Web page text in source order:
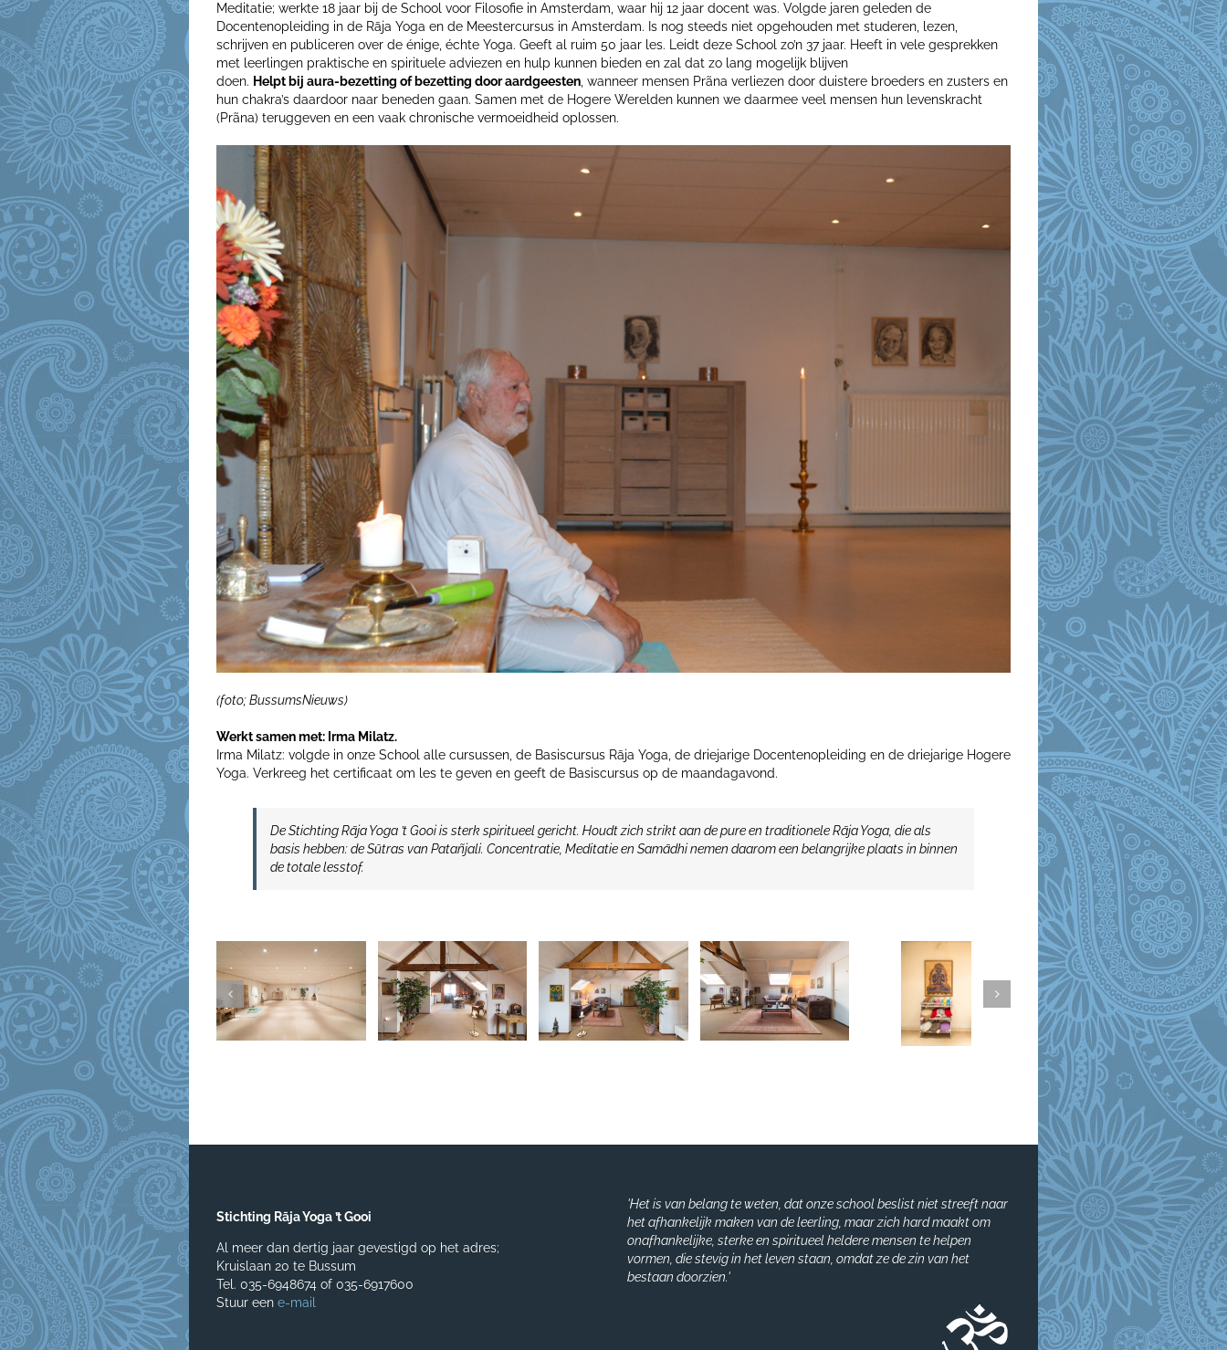
Meditatie; werkte 18 jaar bij de School voor Filosofie in Amsterdam, waar hij 12 jaar docent was. Volgde jaren geleden de
Docentenopleiding in de Rāja Yoga en de Meestercursus in Amsterdam. Is nog steeds niet opgehouden met studeren, lezen,
schrijven en publiceren over de énige, échte Yoga. Geeft al ruim 50 jaar les. Leidt deze School zo’n 37 jaar. Heeft in vele gesprekken
met leerlingen praktische en spirituele adviezen en hulp kunnen bieden en zal dat zo lang mogelijk blijven
doen. Helpt bij aura-bezetting of bezetting door aardgeesten, wanneer mensen Prãna verliezen door duistere broeders en zusters en
hun chakra’s daardoor naar beneden gaan. Samen met de Hogere Werelden kunnen we daarmee veel mensen hun levenskracht
(Prãna) teruggeven en een vaak chronische vermoeidheid oplossen.
(foto; BussumsNieuws)
Werkt samen met: Irma Milatz.
Irma Milatz: volgde in onze School alle cursussen, de Basiscursus Rāja Yoga, de driejarige Docentenopleiding en de driejarige Hogere
Yoga. Verkreeg het certificaat om les te geven en geeft de Basiscursus op de maandagavond.
De Stichting Rāja Yoga ’t Gooi is sterk spiritueel gericht. Houdt zich strikt aan de pure en traditionele Rāja Yoga, die als
basis hebben: de Sūtras van Patañjali. Concentratie, Meditatie en Samādhi nemen daarom een belangrijke plaats in binnen
de totale lesstof.
Stichting Rāja Yoga ’t Gooi
Al meer dan dertig jaar gevestigd op het adres;
Kruislaan 20 te Bussum
Tel. 035-6948674 of 035-6917600
Stuur een e-mail
'Het is van belang te weten, dat onze school beslist niet streeft naar
het afhankelijk maken van de leerling, maar zich hard maakt om
onafhankelijke, sterke en spiritueel heldere mensen te helpen
vormen, die stevig in het leven staan, omdat ze de zin van het
bestaan doorzien.'